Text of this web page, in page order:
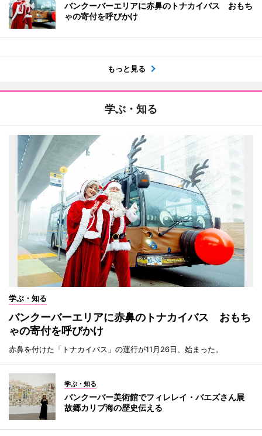
バンクーバーエリアに赤鼻のトナカイバス おもち
ゃの寄付を呼びかけ
もっと見る
学ぶ・知る
学ぶ・知る
バンクーバーエリアに赤鼻のトナカイバス おもち
ゃの寄付を呼びかけ
赤鼻を付けた「トナカイバス」の運行が11月26日、始まった。
学ぶ・知る
バンクーバー美術館でフィレレイ・バエズさん展
故郷カリブ海の歴史伝える